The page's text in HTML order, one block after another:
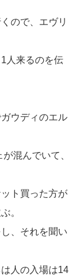
ので、エヴリ
人来るのを伝
ウディのエル
混んでいて、
ト買った方が
。
、それを聞い
人の入場は14